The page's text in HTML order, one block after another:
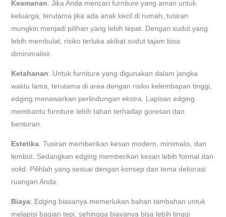
Keamanan: Jika Anda mencari furniture yang aman untuk
keluarga, terutama jika ada anak kecil di rumah, tusiran
mungkin menjadi pilihan yang lebih tepat. Dengan sudut yang
lebih membulat, risiko terluka akibat sudut tajam bisa
diminimalisir.
Ketahanan: Untuk furniture yang digunakan dalam jangka
waktu lama, terutama di area dengan risiko kelembapan tinggi,
edging menawarkan perlindungan ekstra. Lapisan edging
membantu furniture lebih tahan terhadap goresan dan
benturan.
Estetika: Tusiran memberikan kesan modern, minimalis, dan
lembut. Sedangkan edging memberikan kesan lebih formal dan
solid. Pilihlah yang sesuai dengan konsep dan tema dekorasi
ruangan Anda.
Biaya: Edging biasanya memerlukan bahan tambahan untuk
melapisi bagian tepi, sehingga biayanya bisa lebih tinggi